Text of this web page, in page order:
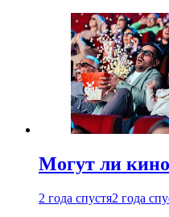
Могут ли
2 года спустя2 года